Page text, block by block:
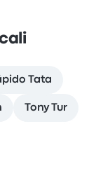
Tata
Tony Tur